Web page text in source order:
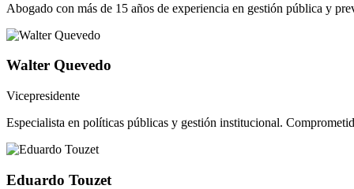
Abogado con más de 15 años de experiencia en gestión pública y
Walter Quevedo
Vicepresidente
Especialista en políticas públicas y gestión institucional.
Eduardo Touzet